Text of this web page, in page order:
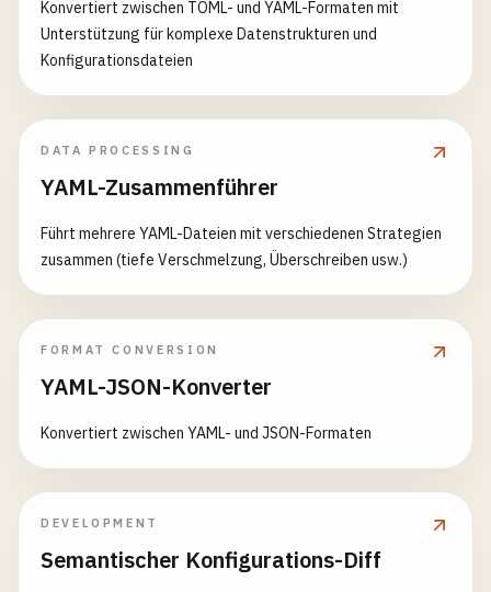
Konvertiert zwischen TOML- und YAML-Formaten mit
Unterstützung für komplexe Datenstrukturen und
Konfigurationsdateien
DATA PROCESSING
YAML-Zusammenführer
Führt mehrere YAML-Dateien mit verschiedenen Strategien
zusammen (tiefe Verschmelzung, Überschreiben usw.)
FORMAT CONVERSION
YAML-JSON-Konverter
Konvertiert zwischen YAML- und JSON-Formaten
DEVELOPMENT
Semantischer Konfigurations-Diff